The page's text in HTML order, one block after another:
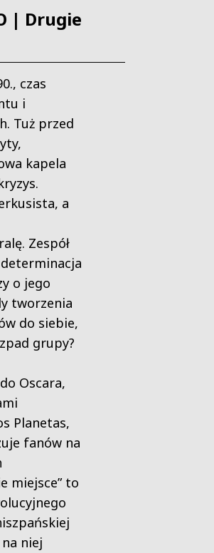
| Drugie
czas
i
Tuż przed
kapela
a
Zespół
o jego
tworzenia
do siebie,
grupy?
Oscara,
Planetas,
fanów na
miejsce” to
niej